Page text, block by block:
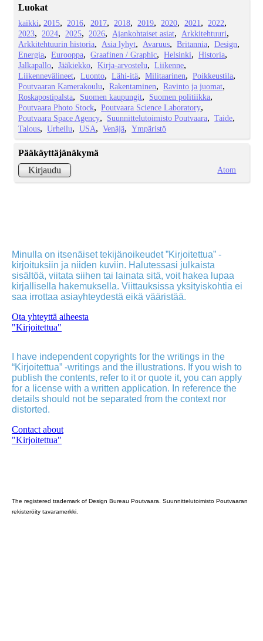
Luokat
kaikki 2015 2016 2017 2018 2019 2020 2021
2022
2023
2024 2025 2026 Ajankohtaiset asiat
Arkkitehtuuri
Arkkitehtuurin historia
Asia lyhyt Avaruus Britannia
Design
Energia
Eurooppa Graafinen / Graphic Helsinki
Historia
Jalkapallo
Jääkiekko Kirja-arvostelu
Liikenne
Liikennevälineet
Luonto Lähi-itä Militaarinen
Poikkeustila
Poutvaaran Kamerakoulu
Rakentaminen
Ravinto ja juomat
Roskapostipalsta
Suomen kaupungit
Suomen politiikka
Poutvaara Photo Stock
Poutvaara Science Laboratory
Poutvaara Space Agency
Suunnittelutoimisto Poutvaara
Taide
Talous
Urheilu USA Venäjä Ympäristö
Pääkäyttäjänäkymä
Kirjaudu
Atom
Minulla on itsenäiset tekijänoikeudet ”Kirjoitettua” -
kirjoituksiin ja niiden kuviin. Halutessasi julkaista
sisältöä, viitata siihen tai lainata sitä, voit hakea lupaa
kirjallisella hakemuksella. Viittauksissa yksityiskohtia ei
saa irrottaa asiayhteydestä eikä vääristää.
Ota yhteyttä aiheesta
"Kirjoitettua"
I have independent copyrights for the writings in the
“Kirjoitettua” -writings and the illustrations. If you wish to
publish the contents, refer to it or quote it, you can apply
for a license with a written application. In reference the
details should not be separated from the context nor
distorted.
Contact about
"Kirjoitettua"
The registered trademark of Design Bureau Poutvaara. Suunnittelutoimisto Poutvaaran
rekisteröity tavaramerkki.